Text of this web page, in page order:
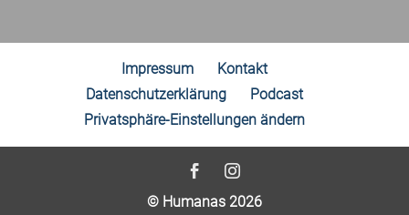
Impressum
Kontakt
Datenschutzerklärung
Podcast
Privatsphäre-Einstellungen ändern
© Humanas 2026